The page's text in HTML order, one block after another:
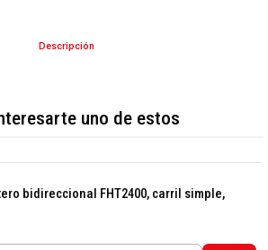
Descripción
uno de estos
bidireccional FHT2400, carril simple,